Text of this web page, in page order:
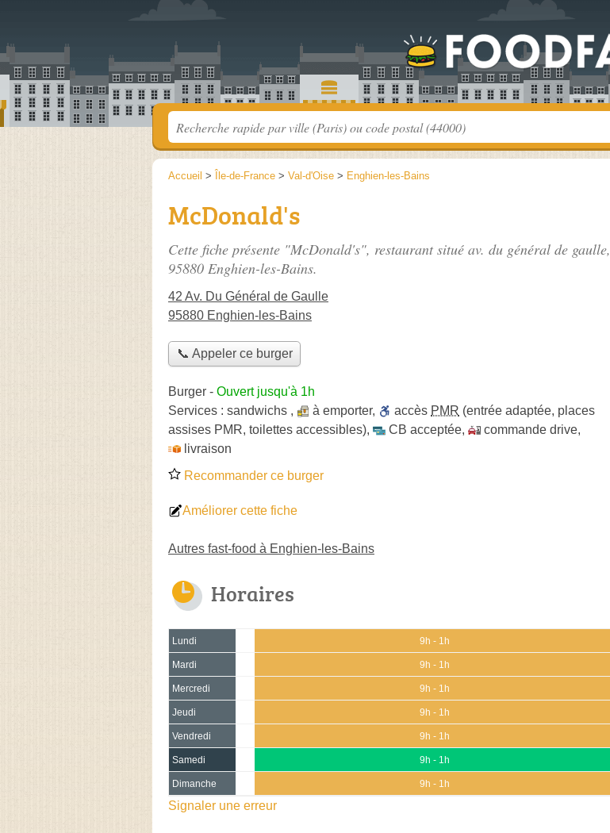
Accueil > Île-de-France > Val-d'Oise > Enghien-les-Bains
McDonald's
Cette fiche présente "McDonald's", restaurant situé av. du général de gaulle,
95880 Enghien-les-Bains.
42 Av. Du Général de Gaulle
95880 Enghien-les-Bains
📞 Appeler ce burger
Burger - Ouvert jusqu'à 1h
Services : sandwichs , à emporter, accès PMR (entrée adaptée, places
assises PMR, toilettes accessibles), CB acceptée, commande drive,
livraison
Recommander ce burger
Améliorer cette fiche
Autres fast-food à Enghien-les-Bains
Horaires
Lundi 9h - 1h
Mardi 9h - 1h
Mercredi 9h - 1h
Jeudi 9h - 1h
Vendredi 9h - 1h
Samedi 9h - 1h
Dimanche 9h - 1h
Signaler une erreur